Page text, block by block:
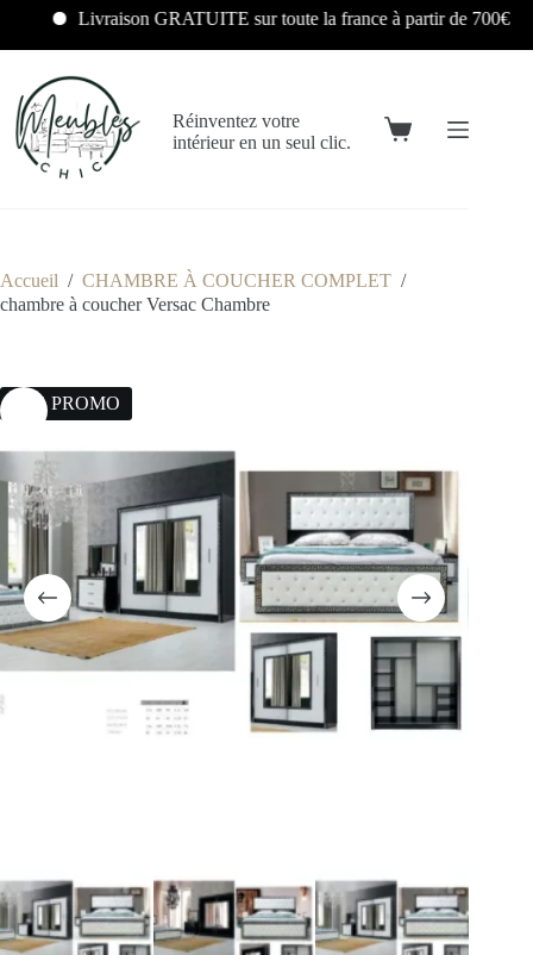
Livraison GRATUITE sur toute la france à partir de 700€
Réinventez votre
intérieur en un seul clic.
Accueil / CHAMBRE À COUCHER COMPLET /
chambre à coucher Versac Chambre
22% PROMO